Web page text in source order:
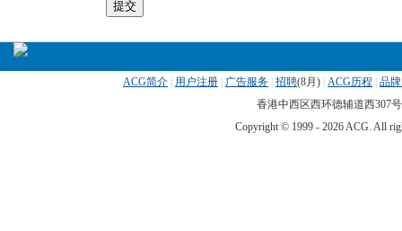
ACG简介 用户注册 广告服务 招聘(8月) ACG历程
品
香港中西区西环德辅道西307
Copyright © 1999 - 2026 ACG. All